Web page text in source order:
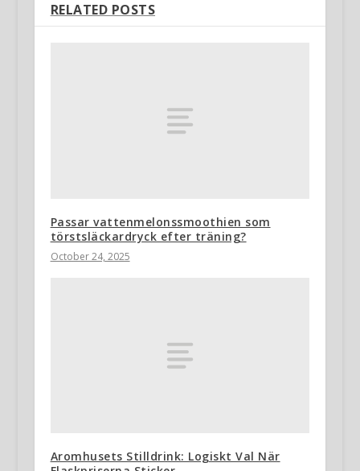
RELATED POSTS
Passar vattenmelonssmoothien som
törstsläckardryck efter träning?
October 24, 2025
Aromhusets Stilldrink: Logiskt Val När